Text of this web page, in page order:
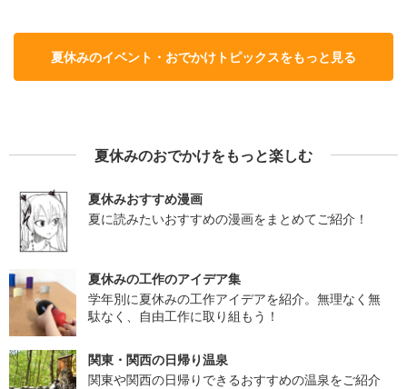
夏休みのイベント・おでかけトピックスをもっと見る
夏休みのおでかけをもっと楽しむ
夏休みおすすめ漫画
夏に読みたいおすすめの漫画をまとめてご紹介！
夏休みの工作のアイデア集
学年別に夏休みの工作アイデアを紹介。無理なく無
駄なく、自由工作に取り組もう！
関東・関西の日帰り温泉
関東や関西の日帰りできるおすすめの温泉をご紹介